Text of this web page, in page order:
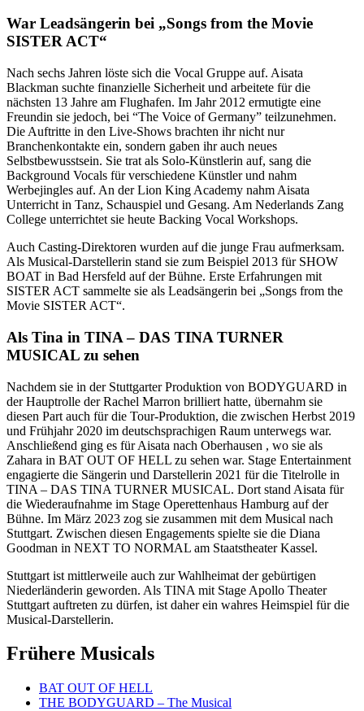
War Leadsängerin bei „Songs from the Movie
SISTER ACT“
Nach sechs Jahren löste sich die Vocal Gruppe auf. Aisata
Blackman suchte finanzielle Sicherheit und arbeitete für die
nächsten 13 Jahre am Flughafen. Im Jahr 2012 ermutigte eine
Freundin sie jedoch, bei “The Voice of Germany” teilzunehmen.
Die Auftritte in den Live-Shows brachten ihr nicht nur
Branchenkontakte ein, sondern gaben ihr auch neues
Selbstbewusstsein. Sie trat als Solo-Künstlerin auf, sang die
Background Vocals für verschiedene Künstler und nahm
Werbejingles auf. An der Lion King Academy nahm Aisata
Unterricht in Tanz, Schauspiel und Gesang. Am Nederlands Zang
College unterrichtet sie heute Backing Vocal Workshops.
Auch Casting-Direktoren wurden auf die junge Frau aufmerksam.
Als Musical-Darstellerin stand sie zum Beispiel 2013 für SHOW
BOAT in Bad Hersfeld auf der Bühne. Erste Erfahrungen mit
SISTER ACT sammelte sie als Leadsängerin bei „Songs from the
Movie SISTER ACT“.
Als Tina in TINA – DAS TINA TURNER
MUSICAL zu sehen
Nachdem sie in der Stuttgarter Produktion von BODYGUARD in
der Hauptrolle der Rachel Marron brilliert hatte, übernahm sie
diesen Part auch für die Tour-Produktion, die zwischen Herbst 2019
und Frühjahr 2020 im deutschsprachigen Raum unterwegs war.
Anschließend ging es für Aisata nach Oberhausen , wo sie als
Zahara in BAT OUT OF HELL zu sehen war. Stage Entertainment
engagierte die Sängerin und Darstellerin 2021 für die Titelrolle in
TINA – DAS TINA TURNER MUSICAL. Dort stand Aisata für
die Wiederaufnahme im Stage Operettenhaus Hamburg auf der
Bühne. Im März 2023 zog sie zusammen mit dem Musical nach
Stuttgart. Zwischen diesen Engagements spielte sie die Diana
Goodman in NEXT TO NORMAL am Staatstheater Kassel.
Stuttgart ist mittlerweile auch zur Wahlheimat der gebürtigen
Niederländerin geworden. Als TINA mit Stage Apollo Theater
Stuttgart auftreten zu dürfen, ist daher ein wahres Heimspiel für die
Musical-Darstellerin.
Frühere Musicals
BAT OUT OF HELL
THE BODYGUARD – The Musical